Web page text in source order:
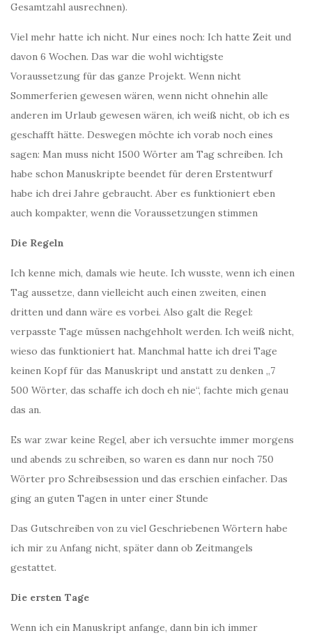
Gesamtzahl ausrechnen).
Viel mehr hatte ich nicht. Nur eines noch: Ich hatte Zeit und
davon 6 Wochen. Das war die wohl wichtigste
Voraussetzung für das ganze Projekt. Wenn nicht
Sommerferien gewesen wären, wenn nicht ohnehin alle
anderen im Urlaub gewesen wären, ich weiß nicht, ob ich es
geschafft hätte. Deswegen möchte ich vorab noch eines
sagen: Man muss nicht 1500 Wörter am Tag schreiben. Ich
habe schon Manuskripte beendet für deren Erstentwurf
habe ich drei Jahre gebraucht. Aber es funktioniert eben
auch kompakter, wenn die Voraussetzungen stimmen
Die Regeln
Ich kenne mich, damals wie heute. Ich wusste, wenn ich einen
Tag aussetze, dann vielleicht auch einen zweiten, einen
dritten und dann wäre es vorbei. Also galt die Regel:
verpasste Tage müssen nachgehholt werden. Ich weiß nicht,
wieso das funktioniert hat. Manchmal hatte ich drei Tage
keinen Kopf für das Manuskript und anstatt zu denken „7
500 Wörter, das schaffe ich doch eh nie“, fachte mich genau
das an.
Es war zwar keine Regel, aber ich versuchte immer morgens
und abends zu schreiben, so waren es dann nur noch 750
Wörter pro Schreibsession und das erschien einfacher. Das
ging an guten Tagen in unter einer Stunde
Das Gutschreiben von zu viel Geschriebenen Wörtern habe
ich mir zu Anfang nicht, später dann ob Zeitmangels
gestattet.
Die ersten Tage
Wenn ich ein Manuskript anfange, dann bin ich immer